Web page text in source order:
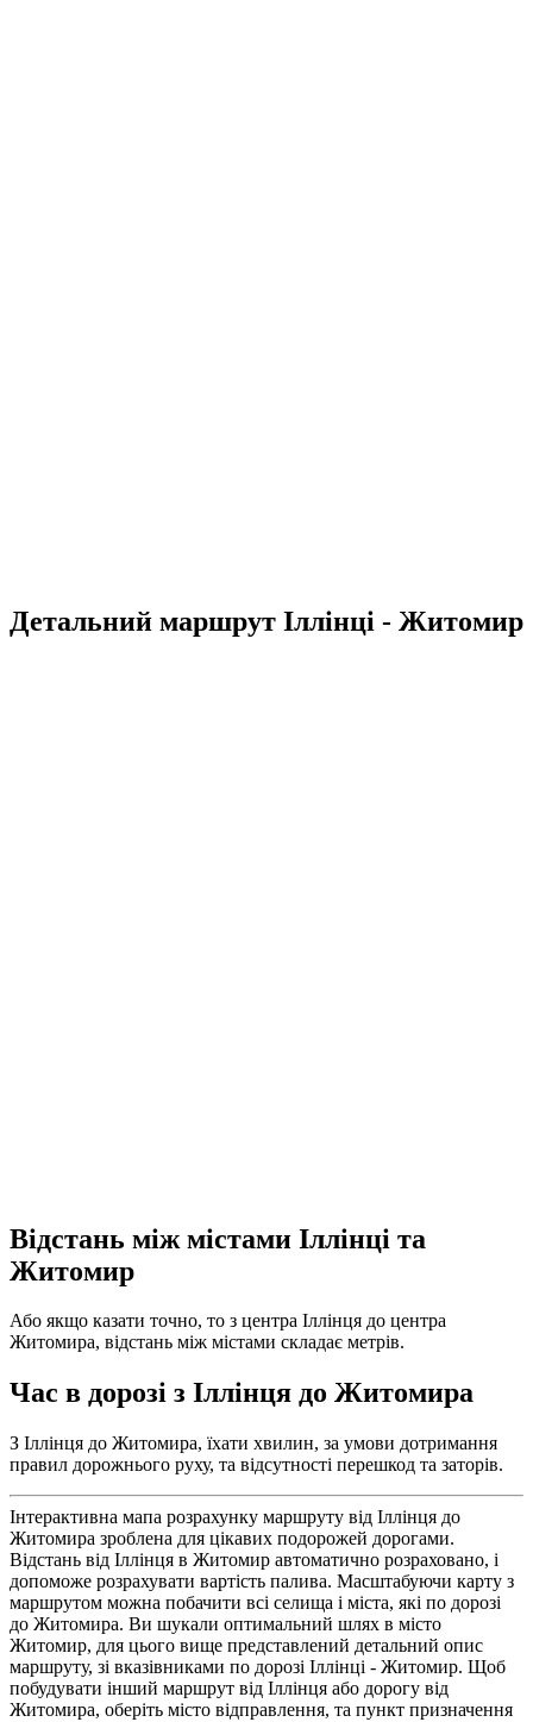
Детальний маршрут Іллінці - Житомир
Відстань між містами Іллінці та
Житомир
Або якщо казати точно, то з центра Іллінця до центра
Житомира, відстань між містами складає метрів.
Час в дорозі з Іллінця до Житомира
З Іллінця до Житомира, їхати хвилин, за умови дотримання
правил дорожнього руху, та відсутності перешкод та заторів.
Інтерактивна мапа розрахунку маршруту від Іллінця до
Житомира зроблена для цікавих подорожей дорогами.
Відстань від Іллінця в Житомир автоматично розраховано, і
допоможе розрахувати вартість палива. Масштабуючи карту з
маршрутом можна побачити всі селища і міста, які по дорозі
до Житомира. Ви шукали оптимальний шлях в місто
Житомир, для цього вище представлений детальний опис
маршруту, зі вказівниками по дорозі Іллінці - Житомир. Щоб
побудувати інший маршрут від Іллінця або дорогу від
Житомира, оберіть місто відправлення, та пункт призначення